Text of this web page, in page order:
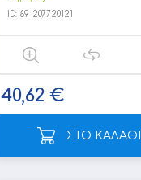
ID: 69-207720121
40,62 €
ΣΤΟ ΚΑΛΑΘΙ